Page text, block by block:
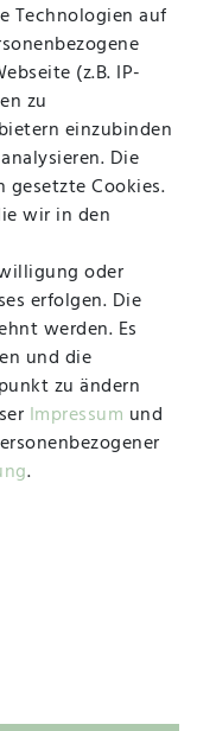
Technologien auf
(z.B. IP-
zu
einzubinden
Die
Cookies.
wir in den
oder
erfolgen. Die
werden. Es
und die
zu ändern
Impressum und
.